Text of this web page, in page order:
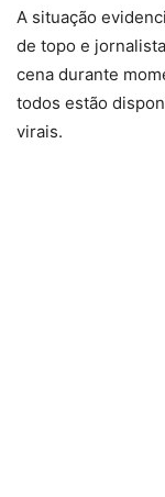
A situação
de topo e
cena durante
todos estão
virais.